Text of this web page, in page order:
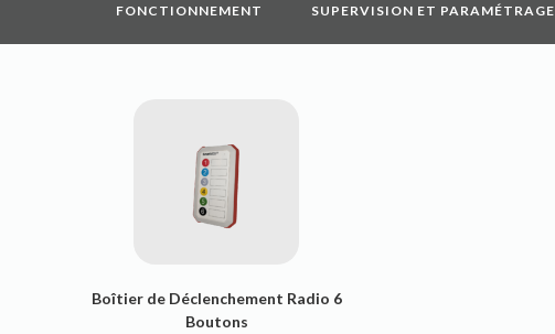
FONCTIONNEMENT SUPERVISION ET PARAMÉTRAGE
Boîtier de Déclenchement Radio 6
Boutons